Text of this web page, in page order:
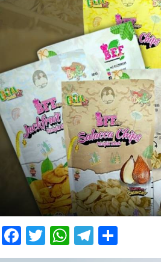
Facebook
Twitter
WhatsApp
Telegram